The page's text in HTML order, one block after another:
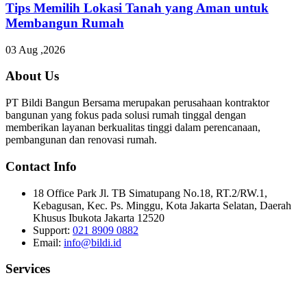
Tips Memilih Lokasi Tanah yang Aman untuk
Membangun Rumah
03 Aug ,2026
About Us
PT Bildi Bangun Bersama merupakan perusahaan kontraktor
bangunan yang fokus pada solusi rumah tinggal dengan
memberikan layanan berkualitas tinggi dalam perencanaan,
pembangunan dan renovasi rumah.
Contact Info
18 Office Park Jl. TB Simatupang No.18, RT.2/RW.1,
Kebagusan, Kec. Ps. Minggu, Kota Jakarta Selatan, Daerah
Khusus Ibukota Jakarta 12520
Support: 021 8909 0882
Email: info@bildi.id
Services